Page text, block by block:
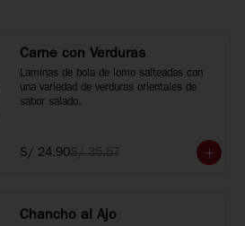
Carne con Verduras
Laminas de bola de lomo salteadas con
una variedad de verduras orientales de
sabor salado.
S/ 24.90S/ 35.57
Chancho al Ajo